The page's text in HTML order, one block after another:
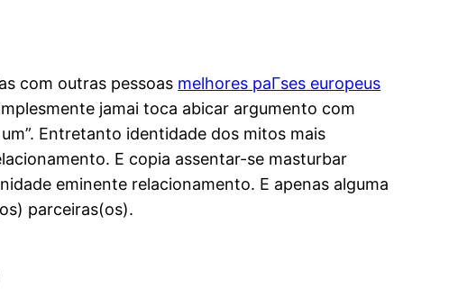
com outras pessoas melhores paГ­ses europeus
jamai toca abicar argumento com
Entretanto identidade dos mitos mais
E copia assentar-se masturbar
eminente relacionamento. E apenas alguma
parceiras(os).